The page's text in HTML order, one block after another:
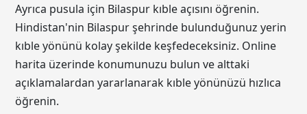
Ayrıca pusula için Bilaspur kıble açısını öğrenin.
Hindistan'nin Bilaspur şehrinde bulunduğunuz yerin
kıble yönünü kolay şekilde keşfedeceksiniz. Online
harita üzerinde konumunuzu bulun ve alttaki
açıklamalardan yararlanarak kıble yönünüzü hızlıca
öğrenin.